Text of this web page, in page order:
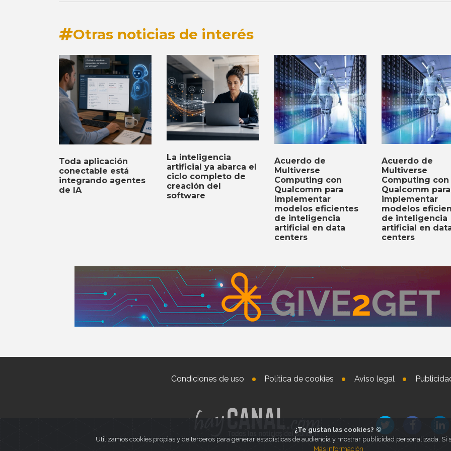
Otras noticias de interés
Toda aplicación
conectable está
integrando agentes
de IA
La inteligencia
artificial ya abarca el
ciclo completo de
creación del
software
Acuerdo de
Multiverse
Computing con
Qualcomm para
implementar
modelos eficientes
de inteligencia
artificial en data
centers
Acuerdo de
Multiverse
Computing con
Qualcomm para
implementar
modelos
de inteligencia
artificial en
centers
Condiciones de uso Política de cookies Aviso legal
¿Te gustan las cookies? 🍪
Utilizamos cookies propias y de terceros para generar estadísticas de audiencia y mostrar publicidad personalizada. Si
Más información